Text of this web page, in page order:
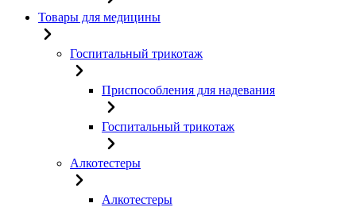
Товары для медицины
Госпитальный трикотаж
Приспособления для надевания
Госпитальный трикотаж
Алкотестеры
Алкотестеры